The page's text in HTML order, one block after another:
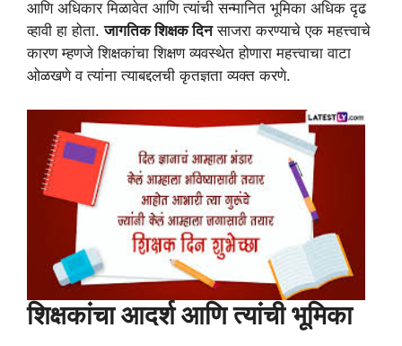
आणि अधिकार मिळावेत आणि त्यांची सन्मानित भूमिका अधिक दृढ
व्हावी हा होता.जागतिक शिक्षक दिनसाजरा करण्याचे एक महत्त्वाचे
कारण म्हणजे शिक्षकांचा शिक्षण व्यवस्थेत होणारा महत्त्वाचा वाटा
ओळखणे व त्यांना त्याबद्दलची कृतज्ञता व्यक्त करणे.
शिक्षकांचा आदर्श आणि त्यांची भूमिका